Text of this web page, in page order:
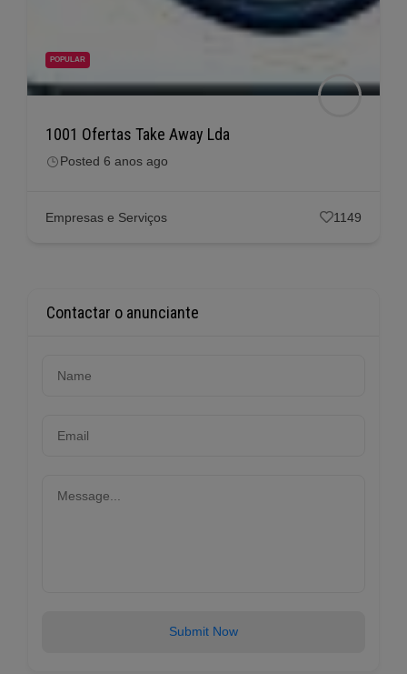
POPULAR
1001 Ofertas Take Away Lda
Posted 6 anos ago
Empresas e Serviços 1149
Contactar o anunciante
Submit Now